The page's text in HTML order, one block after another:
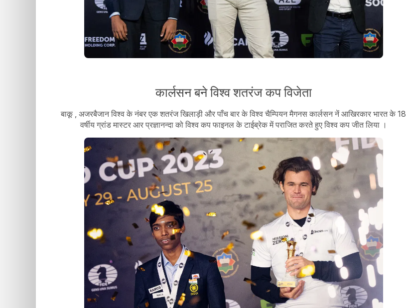
कार्लसन बने विश्व शतरंज कप विजेता
बाकू , अजरबैजान विश्व के नंबर एक शतरंज खिलाड़ी और पाँच बार के विश्व चैम्पियन मैगनस कार्लसन नें आखिरकार भारत के 18
वर्षीय ग्रांड मास्टर आर प्रज्ञानन्दा को विश्व कप फाइनल के टाईब्रेक में पराजित करते हुए विश्व कप जीत लिया ।